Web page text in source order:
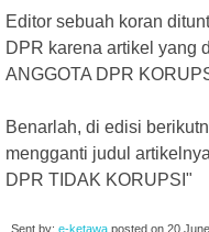
Editor sebuah koran
DPR karena artikel yang
ANGGOTA DPR
Benarlah, di edisi
mengganti judul
DPR TIDAK KORUPSI"
Sent by: e-ketawa posted on 20